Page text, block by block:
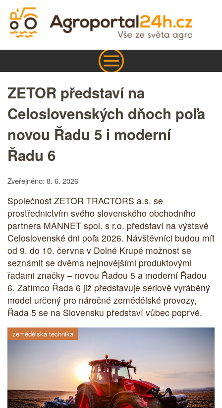
ZETOR představí na
Celoslovenských dňoch poľa
novou Řadu 5 i moderní
Řadu 6
Zveřejněno: 8. 6. 2026
Společnost ZETOR TRACTORS a.s. se
prostřednictvím svého slovenského obchodního
partnera MANNET spol. s r.o. představí na výstavě
Celoslovenské dni poľa 2026. Návštěvníci budou mít
od 9. do 10. června v Dolné Krupé možnost se
seznámit se dvěma nejnovějšími produktovými
řadami značky – novou Řadou 5 a moderní Řadou
6. Zatímco Řada 6 již představuje sériově vyráběný
model určený pro náročné zemědělské provozy,
Řada 5 se na Slovensku představí vůbec poprvé.
zemědělská technika